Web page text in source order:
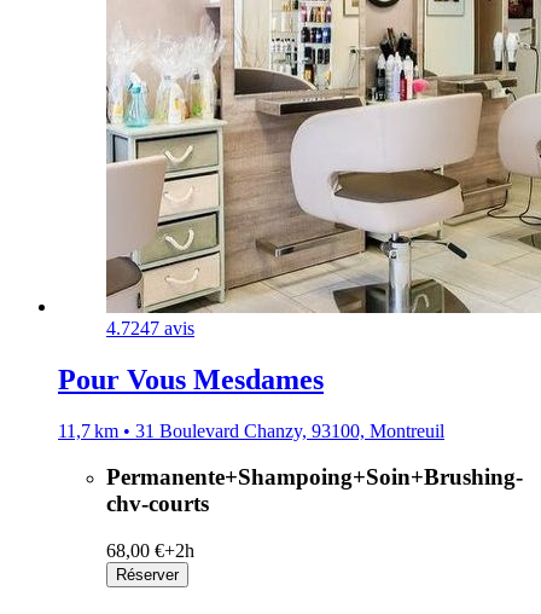
4.7247 avis
Pour Vous Mesdames
11,7 km • 31 Boulevard Chanzy, 93100, Montreuil
Permanente+Shampoing+Soin+Brushing-
chv-courts
68,00 €+2h
Réserver